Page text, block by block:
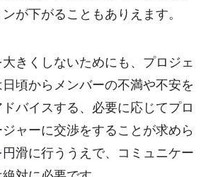
が下がることもありえます。
きくしないためにも、プロジェ
頃からメンバーの不満や不安を
バイスする、必要に応じてプロ
ャーに交渉をすることが求めら
滑に行ううえで、コミュニケー